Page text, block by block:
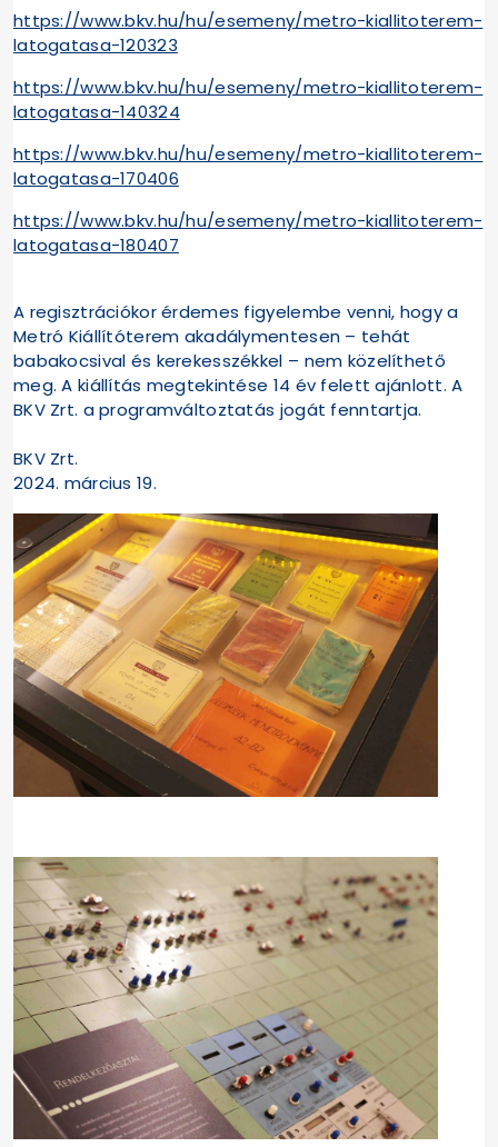
https://www.bkv.hu/hu/esemeny/metro-kiallitoterem-
latogatasa-120323
https://www.bkv.hu/hu/esemeny/metro-kiallitoterem-
latogatasa-140324
https://www.bkv.hu/hu/esemeny/metro-kiallitoterem-
latogatasa-170406
https://www.bkv.hu/hu/esemeny/metro-kiallitoterem-
latogatasa-180407
A regisztrációkor érdemes figyelembe venni, hogy a
Metró Kiállítóterem akadálymentesen – tehát
babakocsival és kerekesszékkel – nem közelíthető
meg. A kiállítás megtekintése 14 év felett ajánlott. A
BKV Zrt. a programváltoztatás jogát fenntartja.
BKV Zrt.
2024. március 19.